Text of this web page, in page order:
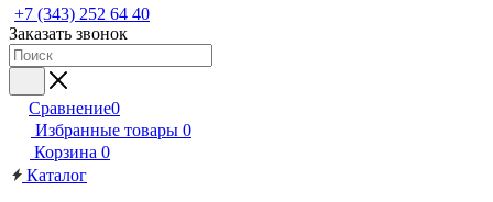
+7 (343) 252 64 40
Заказать звонок
Сравнение0
Избранные товары 0
Корзина 0
Каталог